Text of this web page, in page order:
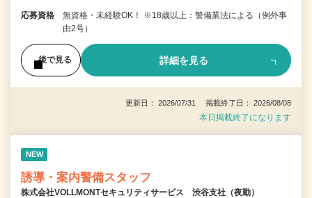
応募資格
無資格・未経験OK！ ※18歳以上：警備業法による（例外事
由2号）
後で見る 詳細を見る
更新日： 2026/07/31 掲載終了日： 2026/08/08
本日掲載終了になります
NEW
誘導・案内警備スタッフ
株式会社VOLLMONTセキュリティサービス 渋谷支社（夜勤）